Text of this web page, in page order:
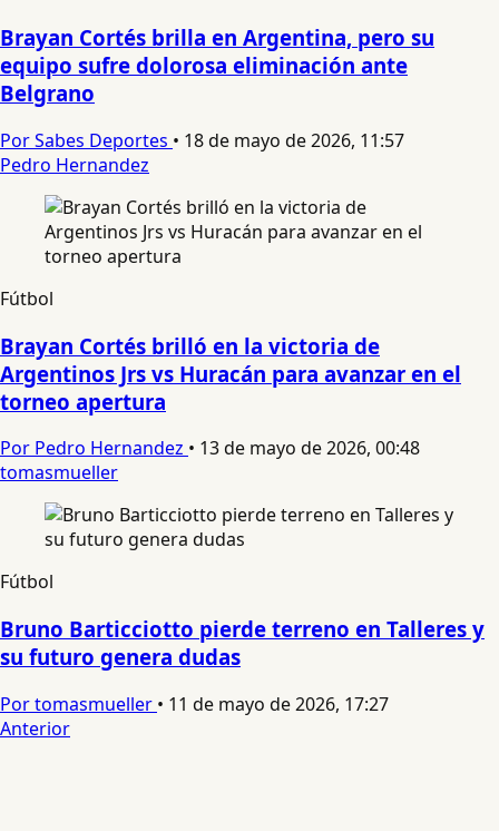
Brayan Cortés brilla en Argentina, pero su
equipo sufre dolorosa eliminación ante
Belgrano
Por Sabes Deportes • 18 de mayo de 2026, 11:57
Pedro Hernandez
Fútbol
Brayan Cortés brilló en la victoria de
Argentinos Jrs vs Huracán para avanzar en el
torneo apertura
Por Pedro Hernandez • 13 de mayo de 2026, 00:48
tomasmueller
Fútbol
Bruno Barticciotto pierde terreno en Talleres y
su futuro genera dudas
Por tomasmueller • 11 de mayo de 2026, 17:27
Anterior